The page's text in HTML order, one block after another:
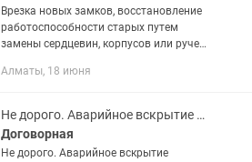
Врезка новых замков, восстановление
работоспособности старых путем
замены сердцевин, корпусов или ручек.
замков в металлических,
Алматы, 18 июня
Не дорого. Аварийное вскрытие замков. Врезка замков. Замена замков.
Договорная
Не дорого. Аварийное вскрытие